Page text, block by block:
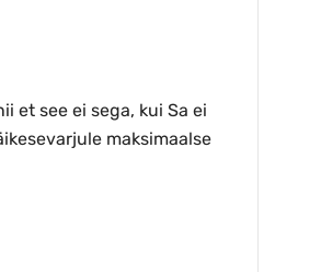
et see ei sega, kui Sa ei
maksimaalse